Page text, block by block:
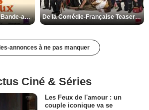
Les Matins merveilleux Bande-annonce VF De la Comédie-Française Teaser VF
annonces à ne pas manquer
Ciné & Séries
Les Feux de l'amour : un
couple iconique va se